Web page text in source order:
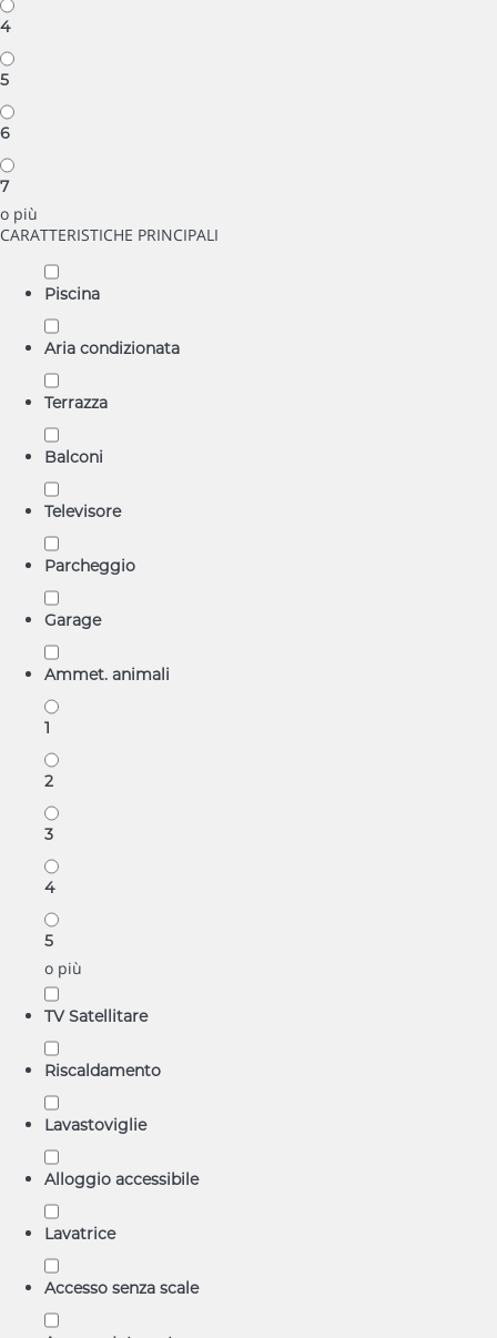
4
5
6
7
o più
CARATTERISTICHE PRINCIPALI
Piscina
Aria condizionata
Terrazza
Balconi
Televisore
Parcheggio
Garage
Ammet. animali
1
2
3
4
5
o più
TV Satellitare
Riscaldamento
Lavastoviglie
Alloggio accessibile
Lavatrice
Accesso senza scale